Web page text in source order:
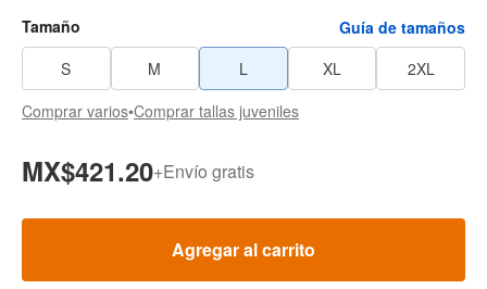
Tamaño
Guía de tamaños
S
M L XL
2XL
Comprar varios•Comprar tallas juveniles
MX$421.20+Envío gratis
Agregar al carrito